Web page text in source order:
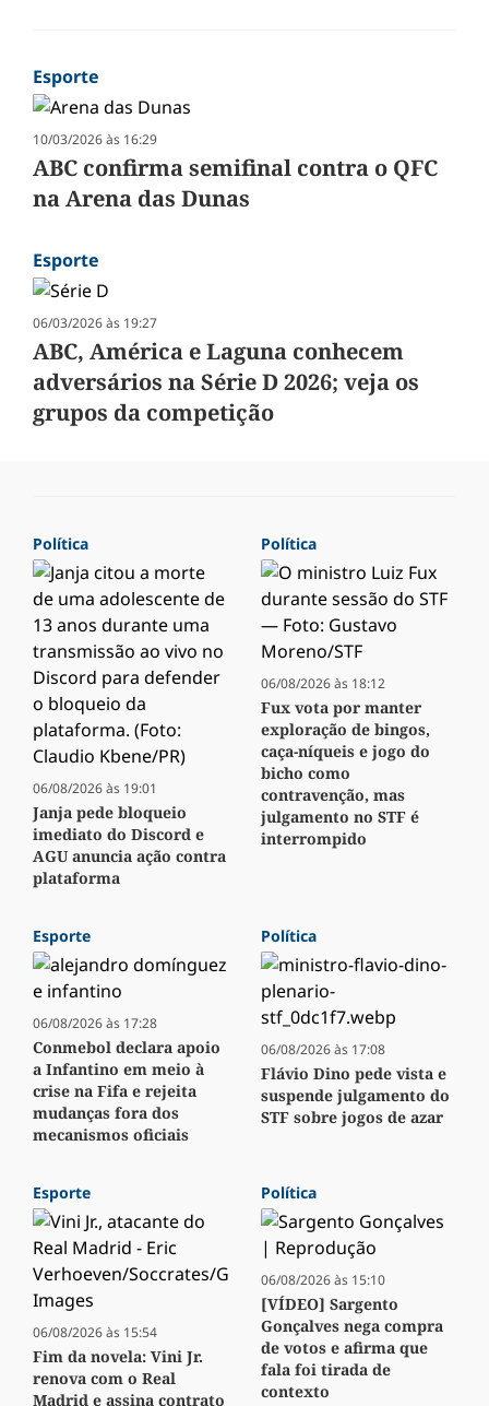
Esporte
10/03/2026 às 16:29
ABC confirma semifinal contra o QFC
na Arena das Dunas
Esporte
06/03/2026 às 19:27
ABC, América e Laguna conhecem
adversários na Série D 2026; veja os
grupos da competição
Política
06/08/2026 às 19:01
Janja pede bloqueio
imediato do Discord e
AGU anuncia ação contra
plataforma
Política
06/08/2026 às 18:12
Fux vota por manter
exploração de bingos,
caça-níqueis e jogo do
bicho como
contravenção, mas
julgamento no STF é
interrompido
Esporte
06/08/2026 às 17:28
Conmebol declara apoio
a Infantino em meio à
crise na Fifa e rejeita
mudanças fora dos
mecanismos oficiais
Política
06/08/2026 às 17:08
Flávio Dino pede vista e
suspende julgamento do
STF sobre jogos de azar
Esporte
06/08/2026 às 15:54
Fim da novela: Vini Jr.
renova com o Real
Madrid e assina contrato
Política
06/08/2026 às 15:10
[VÍDEO] Sargento
Gonçalves nega compra
de votos e afirma que
fala foi tirada de
contexto